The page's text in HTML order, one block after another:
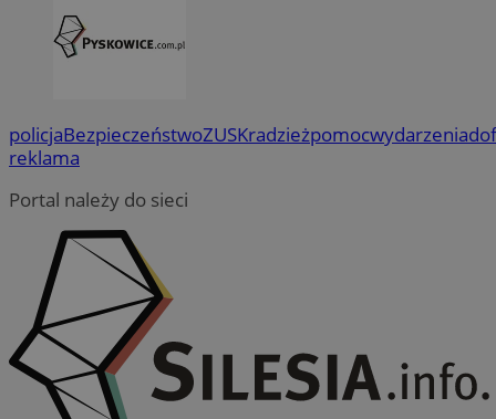
policjaBezpieczeństwoZUSKradzieżpomocwydarzenia
reklama
Portal należy do sieci